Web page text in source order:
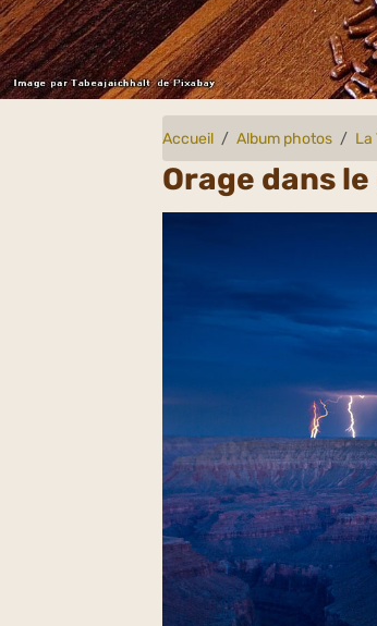
Accueil Album photos La
Orage dans